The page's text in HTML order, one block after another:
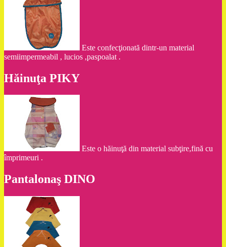
Este confecţionată dintr-un material
semiimpermeabil , lucios ,paspoalat .
Hăinuţa PIKY
Este o hăinuţă din material subţire,fină cu
împrimeuri .
Pantalonaş DINO